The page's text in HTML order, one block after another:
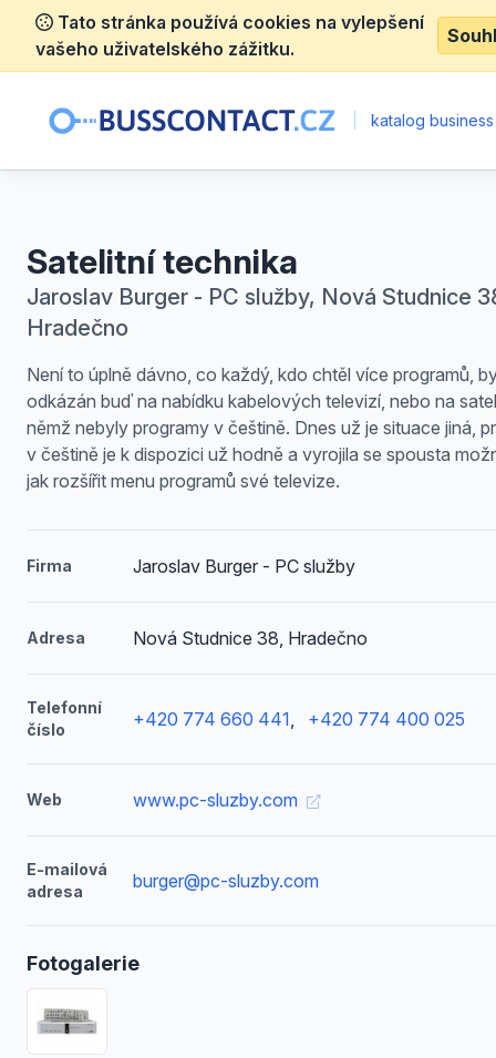
Tato stránka používá cookies na vylepšení
vašeho uživatelského zážitku.
katalog
Satelitní technika
Jaroslav Burger - PC služby, Nová Studnice
Hradečno
Není to úplně dávno, co každý, kdo chtěl více programů,
odkázán buď na nabídku kabelových televizí, nebo na
němž nebyly programy v češtině. Dnes už je situace jiná,
v češtině je k dispozici už hodně a vyrojila se spousta
jak rozšířit menu programů své televize.
Firma Jaroslav Burger - PC služby
Adresa Nová Studnice 38, Hradečno
Telefonní
číslo
+420 774 660 441, +420 774 400 025
Web www.pc-sluzby.com
E-mailová
adresa
burger@pc-sluzby.com
Fotogalerie